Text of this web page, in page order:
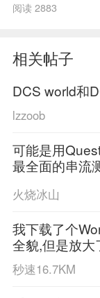
阅读 2883
相关帖子
DCS world和
lzzoob
可能是用
最全面的串流
火烧冰山
我下载了个
全貌,但是放大
秒速16.7KM